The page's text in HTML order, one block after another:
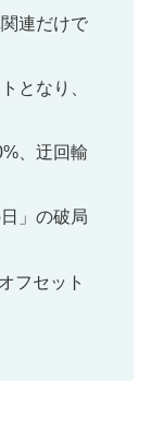
連だけで
となり、
、迂回輸
」の破局
フセット